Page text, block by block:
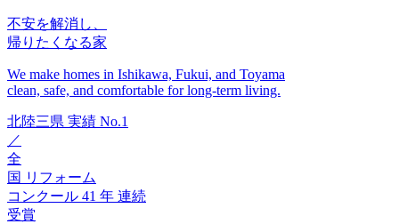
不安を解消し、
帰りたくなる家
We make homes in Ishikawa, Fukui, and Toyama
clean, safe, and comfortable for long-term living.
北陸三県 実績 No.1
／
全
国 リフォーム
コンクール 41 年 連続
受賞